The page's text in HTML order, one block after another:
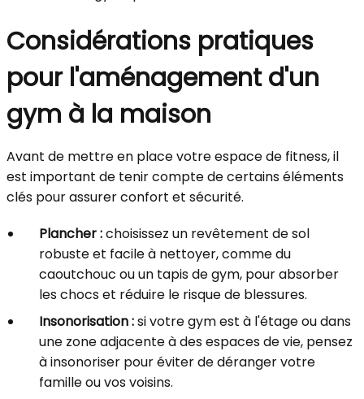
Considérations pratiques
pour l'aménagement d'un
gym à la maison
Avant de mettre en place votre espace de fitness, il
est important de tenir compte de certains éléments
clés pour assurer confort et sécurité.
Plancher :choisissez un revêtement de sol
robuste et facile à nettoyer, comme du
caoutchouc ou un tapis de gym, pour absorber
les chocs et réduire le risque de blessures.
Insonorisation :si votre gym est à l'étage ou dans
une zone adjacente à des espaces de vie, pensez
à insonoriser pour éviter de déranger votre
famille ou vos voisins.